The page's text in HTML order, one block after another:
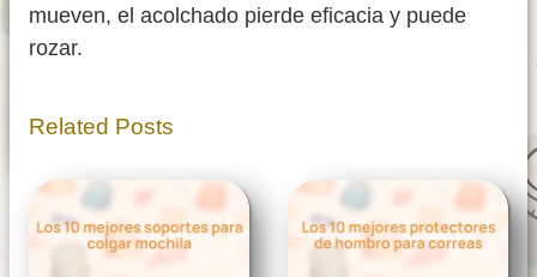
mueven, el acolchado pierde eficacia y puede
rozar.
Related Posts